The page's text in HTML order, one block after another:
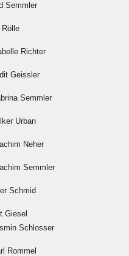
Semmler
Rölle
Richter
Geissler
Semmler
Urban
Neher
Semmler
Schmid
Giesel
Schlosser
Rommel